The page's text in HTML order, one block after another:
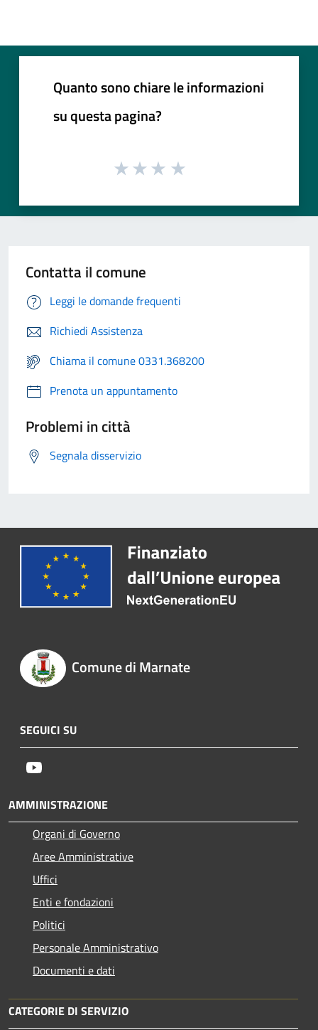
Quanto sono chiare le informazioni
su questa pagina?
Contatta il comune
Leggi le domande frequenti
Richiedi Assistenza
Chiama il comune 0331.368200
Prenota un appuntamento
Problemi in città
Segnala disservizio
Comune di Marnate
SEGUICI SU
AMMINISTRAZIONE
Organi di Governo
Aree Amministrative
Uffici
Enti e fondazioni
Politici
Personale Amministrativo
Documenti e dati
CATEGORIE DI SERVIZIO